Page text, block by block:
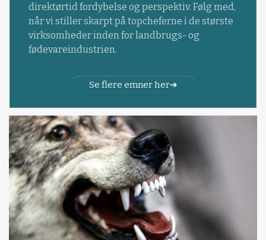
direktørtid fordybelse og perspektiv. Følg med,
når vi stiller skarpt på topcheferne i de største
virksomheder inden for landbrugs- og
fødevareindustrien.
Se flere emner her